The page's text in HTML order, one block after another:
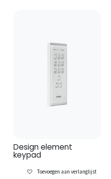
Design element
keypad
Toevoegen aan verlanglijst